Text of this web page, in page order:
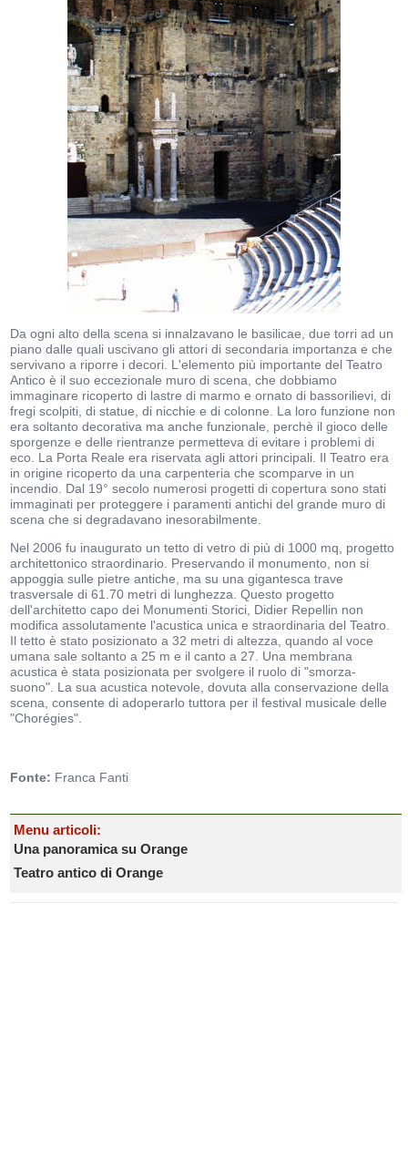
Da ogni alto della scena si innalzavano le basilicae, due torri ad un
piano dalle quali uscivano gli attori di secondaria importanza e che
servivano a riporre i decori. L'elemento più importante del Teatro
Antico è il suo eccezionale muro di scena, che dobbiamo
immaginare ricoperto di lastre di marmo e ornato di bassorilievi, di
fregi scolpiti, di statue, di nicchie e di colonne. La loro funzione non
era soltanto decorativa ma anche funzionale, perchè il gioco delle
sporgenze e delle rientranze permetteva di evitare i problemi di
eco. La Porta Reale era riservata agli attori principali. Il Teatro era
in origine ricoperto da una carpenteria che scomparve in un
incendio. Dal 19° secolo numerosi progetti di copertura sono stati
immaginati per proteggere i paramenti antichi del grande muro di
scena che si degradavano inesorabilmente.
Nel 2006 fu inaugurato un tetto di vetro di più di 1000 mq, progetto
architettonico straordinario. Preservando il monumento, non si
appoggia sulle pietre antiche, ma su una gigantesca trave
trasversale di 61.70 metri di lunghezza. Questo progetto
dell'architetto capo dei Monumenti Storici, Didier Repellin non
modifica assolutamente l'acustica unica e straordinaria del Teatro.
Il tetto è stato posizionato a 32 metri di altezza, quando al voce
umana sale soltanto a 25 m e il canto a 27. Una membrana
acustica è stata posizionata per svolgere il ruolo di "smorza-
suono". La sua acustica notevole, dovuta alla conservazione della
scena, consente di adoperarlo tuttora per il festival musicale delle
"Chorégies".
Fonte: Franca Fanti
Menu articoli:
Una panoramica su Orange
Teatro antico di Orange